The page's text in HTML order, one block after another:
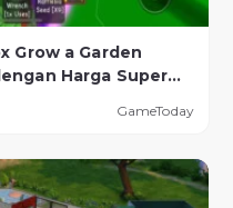
Grow a Garden
Harga Super
GameToday